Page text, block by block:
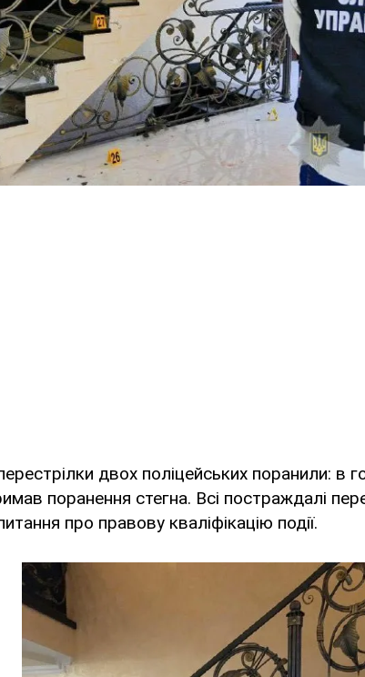
двох поліцейських поранили: в
поранення стегна. Всі постраждалі
про правову кваліфікацію події.